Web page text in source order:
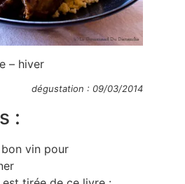
– hiver
dégustation : 09/03/2014
:
vin pour